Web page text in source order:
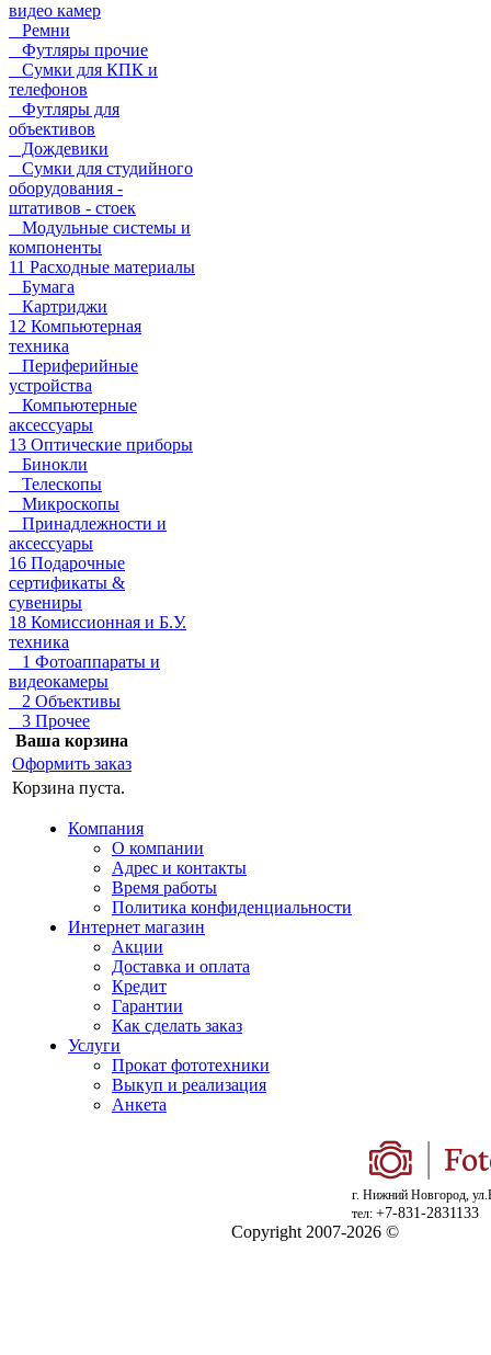
видео камер
Ремни
Футляры прочие
Сумки для КПК и
телефонов
Футляры для
объективов
Дождевики
Сумки для студийного
оборудования -
штативов - стоек
Модульные системы и
компоненты
11 Расходные материалы
Бумага
Картриджи
12 Компьютерная
техника
Периферийные
устройства
Компьютерные
аксессуары
13 Оптические приборы
Бинокли
Телескопы
Микроскопы
Принадлежности и
аксессуары
16 Подарочные
сертификаты &
сувениры
18 Комиссионная и Б.У.
техника
1 Фотоаппараты и
видеокамеры
2 Объективы
3 Прочее
Ваша корзина
Оформить заказ
Корзина пуста.
Компания
О компании
Адрес и контакты
Время работы
Политика конфиденциальности
Интернет магазин
Акции
Доставка и оплата
Кредит
Гарантии
Как сделать заказ
Услуги
Прокат фототехники
Выкуп и реализация
Анкета
г. Нижний Новгород,
тел: +7-831-2831133
Copyright 2007-2026 ©